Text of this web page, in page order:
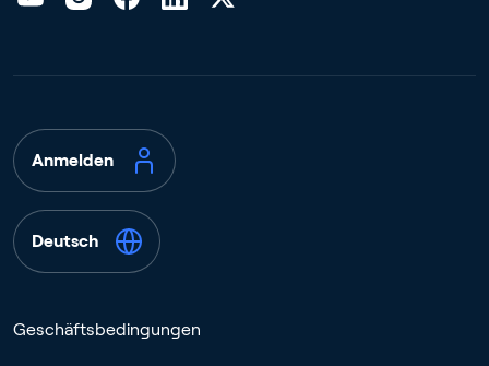
Anmelden
Deutsch
Geschäftsbedingungen